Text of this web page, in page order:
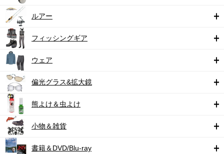
ルアー
フィッシングギア
ウェア
偏光グラス&拡大鏡
熊よけ＆虫よけ
小物＆雑貨
書籍＆DVD/Blu-ray